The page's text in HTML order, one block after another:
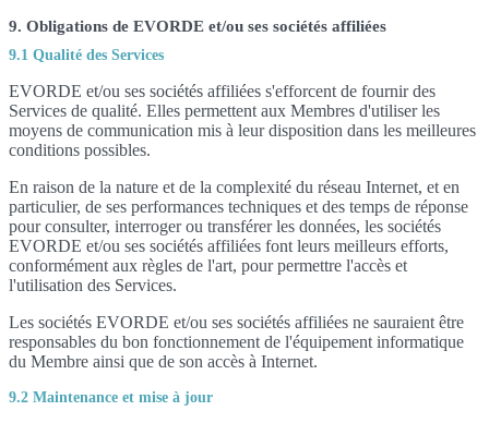
9. Obligations de EVORDE et/ou ses sociétés affiliées
9.1 Qualité des Services
EVORDE et/ou ses sociétés affiliées s'efforcent de fournir des
Services de qualité. Elles permettent aux Membres d'utiliser les
moyens de communication mis à leur disposition dans les meilleures
conditions possibles.
En raison de la nature et de la complexité du réseau Internet, et en
particulier, de ses performances techniques et des temps de réponse
pour consulter, interroger ou transférer les données, les sociétés
EVORDE et/ou ses sociétés affiliées font leurs meilleurs efforts,
conformément aux règles de l'art, pour permettre l'accès et
l'utilisation des Services.
Les sociétés EVORDE et/ou ses sociétés affiliées ne sauraient être
responsables du bon fonctionnement de l'équipement informatique
du Membre ainsi que de son accès à Internet.
9.2 Maintenance et mise à jour